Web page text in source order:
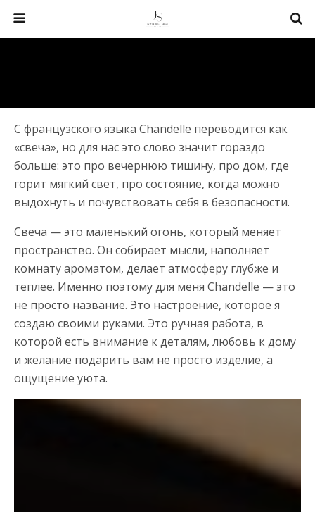
С французского языка Chandelle переводится как
«свеча», но для нас это слово значит гораздо
больше: это про вечернюю тишину, про дом, где
горит мягкий свет, про состояние, когда можно
выдохнуть и почувствовать себя в безопасности.
Свеча — это маленький огонь, который меняет
пространство. Он собирает мысли, наполняет
комнату ароматом, делает атмосферу глубже и
теплее. Именно поэтому для меня Chandelle — это
не просто название. Это настроение, которое я
создаю своими руками. Это ручная работа, в
которой есть внимание к деталям, любовь к дому
и желание подарить вам не просто изделие, а
ощущение уюта.